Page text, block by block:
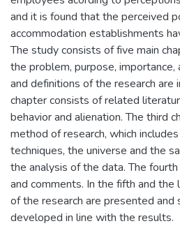
and it is found that the perceived
accommodation establishments
The study consists of five main
the problem, purpose,
and definitions of the research are
chapter consists of related
behavior and alienation. The third
method of research, which
techniques, the universe and the
the analysis of the data. The
and comments. In the fifth and
of the research are presented and
developed in line with the results.